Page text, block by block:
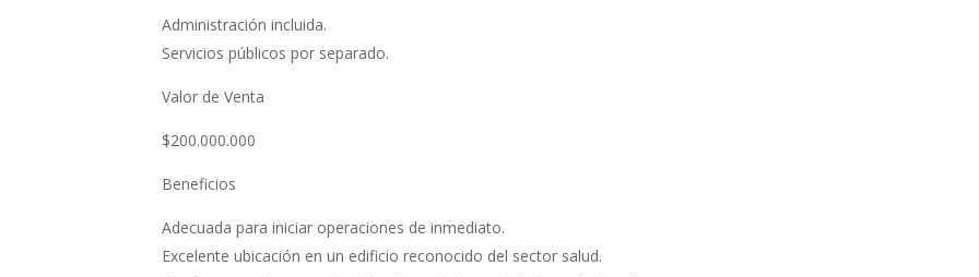
Administración incluida.
Servicios públicos por separado.
Valor de Venta
$200.000.000
Beneficios
Adecuada para iniciar operaciones de inmediato.
Excelente ubicación en un edificio reconocido del sector salud.